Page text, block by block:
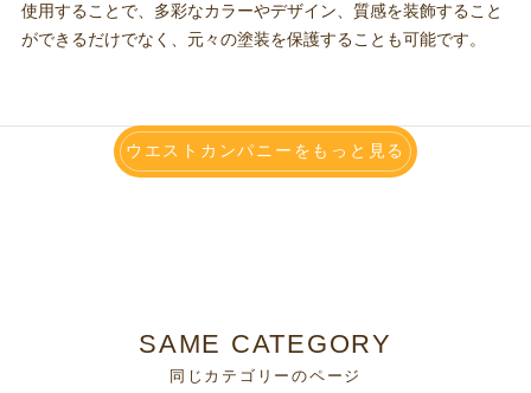
使用することで、多彩なカラーやデザイン、質感を装飾すること
ができるだけでなく、元々の塗装を保護することも可能です。
ウエストカンパニーをもっと見る
同じカテゴリーのページ
SAME CATEGORY